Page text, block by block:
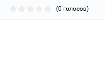
(0 голосов)